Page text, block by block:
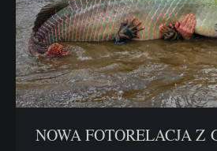
NOWA FOTORELACJA Z